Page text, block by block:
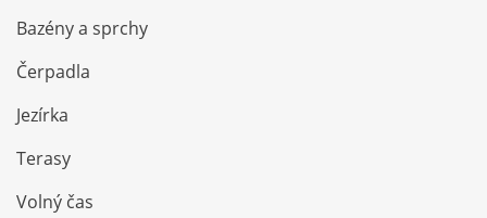
Bazény a sprchy
Čerpadla
Jezírka
Terasy
Volný čas